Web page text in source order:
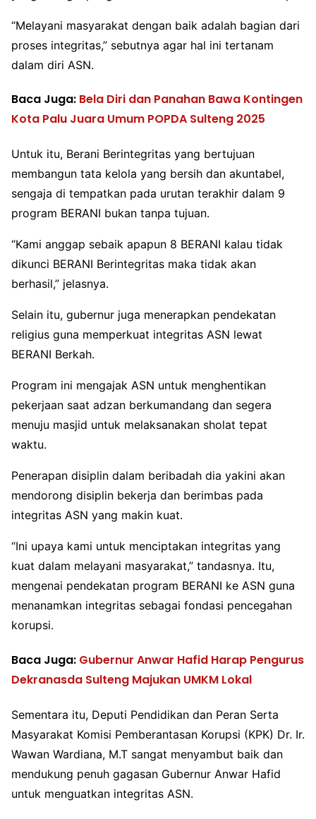
“Melayani masyarakat dengan baik adalah bagian dari
proses integritas,” sebutnya agar hal ini tertanam
dalam diri ASN.
Baca Juga: Bela Diri dan Panahan Bawa Kontingen
Kota Palu Juara Umum POPDA Sulteng 2025
Untuk itu, Berani Berintegritas yang bertujuan
membangun tata kelola yang bersih dan akuntabel,
sengaja di tempatkan pada urutan terakhir dalam 9
program BERANI bukan tanpa tujuan.
“Kami anggap sebaik apapun 8 BERANI kalau tidak
dikunci BERANI Berintegritas maka tidak akan
berhasil,” jelasnya.
Selain itu, gubernur juga menerapkan pendekatan
religius guna memperkuat integritas ASN lewat
BERANI Berkah.
Program ini mengajak ASN untuk menghentikan
pekerjaan saat adzan berkumandang dan segera
menuju masjid untuk melaksanakan sholat tepat
waktu.
Penerapan disiplin dalam beribadah dia yakini akan
mendorong disiplin bekerja dan berimbas pada
integritas ASN yang makin kuat.
“Ini upaya kami untuk menciptakan integritas yang
kuat dalam melayani masyarakat,” tandasnya. Itu,
mengenai pendekatan program BERANI ke ASN guna
menanamkan integritas sebagai fondasi pencegahan
korupsi.
Baca Juga: Gubernur Anwar Hafid Harap Pengurus
Dekranasda Sulteng Majukan UMKM Lokal
Sementara itu, Deputi Pendidikan dan Peran Serta
Masyarakat Komisi Pemberantasan Korupsi (KPK) Dr. Ir.
Wawan Wardiana, M.T sangat menyambut baik dan
mendukung penuh gagasan Gubernur Anwar Hafid
untuk menguatkan integritas ASN.